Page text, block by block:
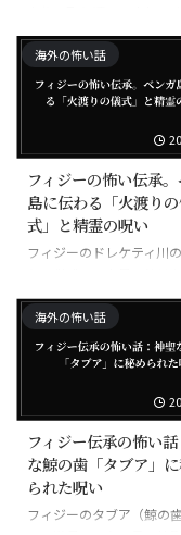
海外の怖い話
フィジーの怖い伝承
島に伝わる「火渡り
式」と精霊の呪い
フィジーのドレケティ川
く超自然の力
海外の怖い話
フィジー伝承の怖い
な鯨の歯「タブア」
られた呪い
フィジーのタブア（鯨の